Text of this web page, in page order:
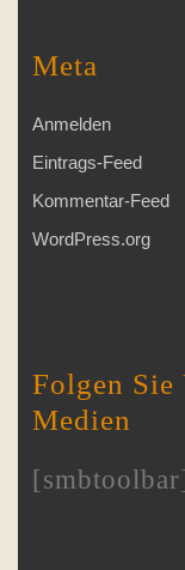
Meta
Anmelden
Eintrags-Feed
Kommentar-Feed
WordPress.org
Folgen Sie
Medien